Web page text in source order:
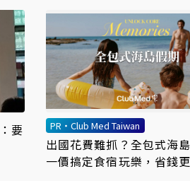
要
PR・Club Med Taiwan
出國花費難抓？全包式海島
一價搞定食宿玩樂，省錢更